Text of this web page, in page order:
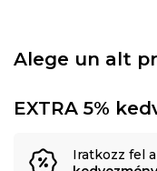
Alege un alt
EXTRA 5%
Iratkozz fel